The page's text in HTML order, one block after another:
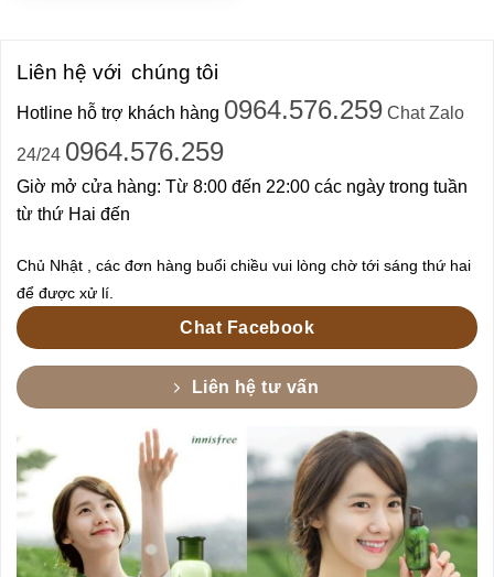
Liên hệ với chúng tôi
Hotline hỗ trợ khách hàng 0964.576.259Chat Zalo
24/24 0964.576.259
Giờ mở cửa hàng: Từ 8:00 đến 22:00 các ngày trong tuần
từ thứ Hai đến
Chủ Nhật , các đơn hàng buổi chiều vui lòng chờ tới sáng thứ hai
để được xử lí.
Chat Facebook
Liên hệ tư vấn